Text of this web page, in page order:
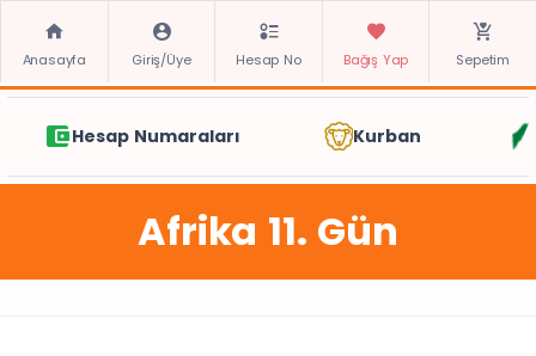
Anasayfa Giriş/Üye Hesap No Bağış Yap Sepetim
Hesap Numaraları Kurban
Afrika 11. Gün